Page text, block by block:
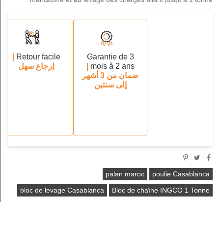
Garantie de 3
mois à 2 ans
ضمان من 3 أشهر
إلى سنتين
Retour facile
إرجاع سهل
poulie Casablanca
palan maroc
Bloc de chaîne INGCO 1 Tonne
bloc de levage Casablanca